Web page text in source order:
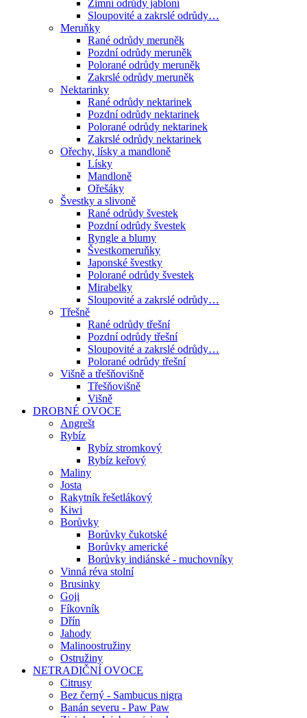
Zimní odrůdy jabloní
Sloupovité a zakrslé odrůdy…
Meruňky
Rané odrůdy meruněk
Pozdní odrůdy meruněk
Polorané odrůdy meruněk
Zakrslé odrůdy meruněk
Nektarinky
Rané odrůdy nektarinek
Pozdní odrůdy nektarinek
Polorané odrůdy nektarinek
Zakrslé odrůdy nektarinek
Ořechy, lísky a mandloně
Lísky
Mandloně
Ořešáky
Švestky a slivoně
Rané odrůdy švestek
Pozdní odrůdy švestek
Ryngle a blumy
Švestkomeruňky
Japonské švestky
Polorané odrůdy švestek
Mirabelky
Sloupovité a zakrslé odrůdy…
Třešně
Rané odrůdy třešní
Pozdní odrůdy třešní
Sloupovité a zakrslé odrůdy…
Polorané odrůdy třešní
Višně a třešňovišně
Třešňovišně
Višně
DROBNÉ OVOCE
Angrešt
Rybíz
Rybíz stromkový
Rybíz keřový
Maliny
Josta
Rakytník řešetlákový
Kiwi
Borůvky
Borůvky čukotské
Borůvky americké
Borůvky indiánské - muchovníky
Vinná réva stolní
Brusinky
Goji
Fíkovník
Dřín
Jahody
Malinoostružiny
Ostružiny
NETRADIČNÍ OVOCE
Citrusy
Bez černý - Sambucus nigra
Banán severu - Paw Paw